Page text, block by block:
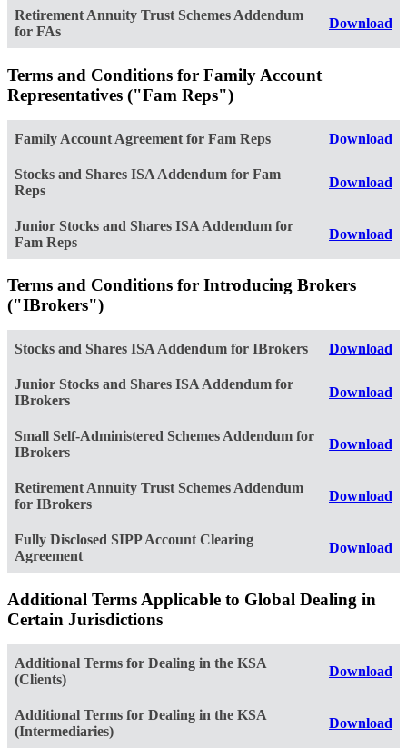
Retirement Annuity Trust Schemes Addendum
for FAs
Download
Terms and Conditions for Family Account
Representatives ("Fam Reps")
Family Account Agreement for Fam Reps Download
Stocks and Shares ISA Addendum for Fam
Reps
Download
Junior Stocks and Shares ISA Addendum for
Fam Reps
Download
Terms and Conditions for Introducing Brokers
("IBrokers")
Stocks and Shares ISA Addendum for IBrokers Download
Junior Stocks and Shares ISA Addendum for
IBrokers
Download
Small Self-Administered Schemes Addendum for
IBrokers
Download
Retirement Annuity Trust Schemes Addendum
for IBrokers
Download
Fully Disclosed SIPP Account Clearing
Agreement
Download
Additional Terms Applicable to Global Dealing in
Certain Jurisdictions
Additional Terms for Dealing in the KSA
(Clients)
Download
Additional Terms for Dealing in the KSA
(Intermediaries)
Download